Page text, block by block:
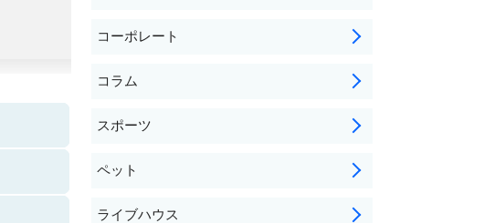
コーポレート
コラム
スポーツ
ペット
ライブハウス